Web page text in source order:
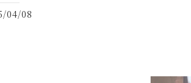
04/08